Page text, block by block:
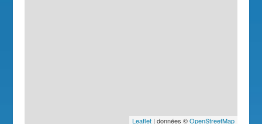
Leaflet| données ©OpenStreetMap